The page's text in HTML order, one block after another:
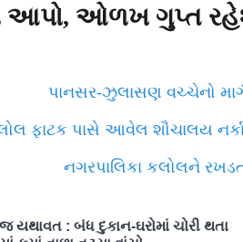
આપો, ઓળખ ગુપ્ત
પાનસર-ઝુલાસણ વચ્ચેનો
ફાટક પાસે આવેલ શૌચાલય
નગરપાલિકા કલોલને
યથાવત : બંધ દુકાન-ઘરોમાં ચોરી થતા